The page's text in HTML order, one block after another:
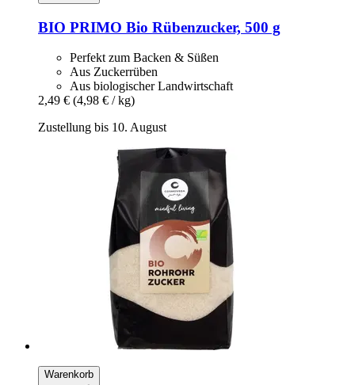
BIO PRIMO Bio Rübenzucker, 500 g
Perfekt zum Backen & Süßen
Aus Zuckerrüben
Aus biologischer Landwirtschaft
2,49 € (4,98 € / kg)
Zustellung bis 10. August
Warenkorb